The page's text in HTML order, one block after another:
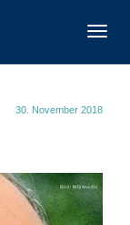
30. November 2018